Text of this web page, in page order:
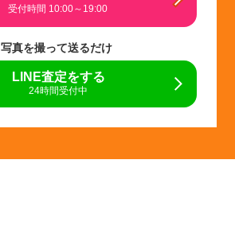
受付時間 10:00～19:00
写真を撮って送るだけ
LINE査定をする
24時間受付中